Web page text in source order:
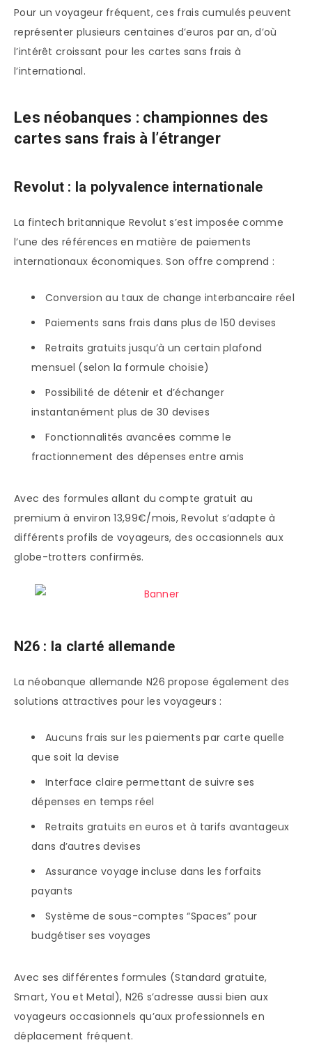
Pour un voyageur fréquent, ces frais cumulés peuvent
représenter plusieurs centaines d’euros par an, d’où
l’intérêt croissant pour les cartes sans frais à
l’international.
Les néobanques : championnes des
cartes sans frais à l’étranger
Revolut : la polyvalence internationale
La fintech britannique Revolut s’est imposée comme
l’une des références en matière de paiements
internationaux économiques. Son offre comprend :
Conversion au taux de change interbancaire réel
Paiements sans frais dans plus de 150 devises
Retraits gratuits jusqu’à un certain plafond
mensuel (selon la formule choisie)
Possibilité de détenir et d’échanger
instantanément plus de 30 devises
Fonctionnalités avancées comme le
fractionnement des dépenses entre amis
Avec des formules allant du compte gratuit au
premium à environ 13,99€/mois, Revolut s’adapte à
différents profils de voyageurs, des occasionnels aux
globe-trotters confirmés.
N26 : la clarté allemande
La néobanque allemande N26 propose également des
solutions attractives pour les voyageurs :
Aucuns frais sur les paiements par carte quelle
que soit la devise
Interface claire permettant de suivre ses
dépenses en temps réel
Retraits gratuits en euros et à tarifs avantageux
dans d’autres devises
Assurance voyage incluse dans les forfaits
payants
Système de sous-comptes “Spaces” pour
budgétiser ses voyages
Avec ses différentes formules (Standard gratuite,
Smart, You et Metal), N26 s’adresse aussi bien aux
voyageurs occasionnels qu’aux professionnels en
déplacement fréquent.